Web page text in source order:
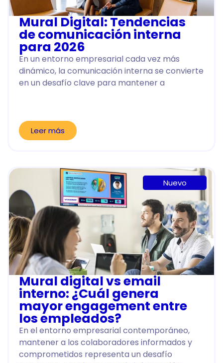
Mural Digital: Tendencias
de comunicación interna
para 2026
En un entorno empresarial cada vez más
dinámico, la comunicación interna se convierte
en un desafío clave para mantener a
Leer más
Nuevo
Mural digital vs email
interno: ¿Cuál genera
mayor engagement entre
los empleados?
En el entorno empresarial contemporáneo,
mantener a los colaboradores informados y
comprometidos representa un desafío